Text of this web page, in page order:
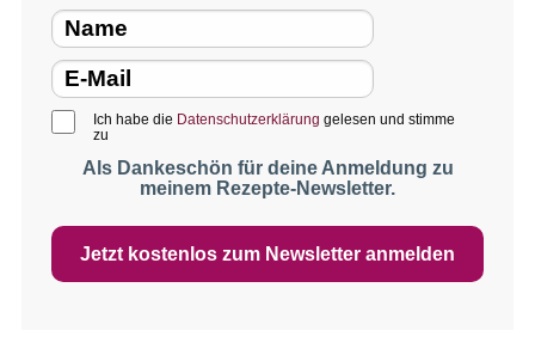
Ich habe die Datenschutzerklärung gelesen und stimme
zu
Als Dankeschön für deine Anmeldung zu
meinem Rezepte-Newsletter.
Jetzt kostenlos zum Newsletter anmelden